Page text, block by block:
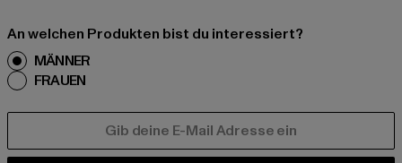
An welchen Produkten bist du interessiert?
MÄNNER
FRAUEN